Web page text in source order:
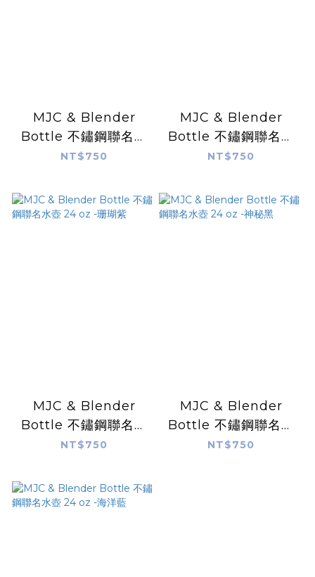
MJC & Blender
Bottle 不鏽鋼聯名水
壺 24 oz -鋼鐵灰
NT$750
MJC & Blender
Bottle 不鏽鋼聯名水
壺 24 oz -豔麗紅
NT$750
MJC & Blender
Bottle 不鏽鋼聯名水
壺 24 oz -珊瑚紫
NT$750
MJC & Blender
Bottle 不鏽鋼聯名水
壺 24 oz -神秘黑
NT$750